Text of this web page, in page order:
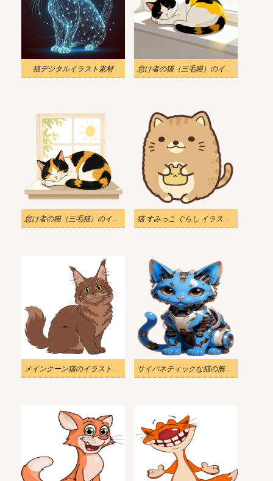
猫デジタルイラスト素材 怠け者の猫（三毛猫）のイラストをダウンロード
怠け者の猫（三毛猫）のイラスト 猫 すみっこ ぐらし イラスト 無料
メインクーン猫のイラスト画像 3 サイバネティックな猫の無料イラスト